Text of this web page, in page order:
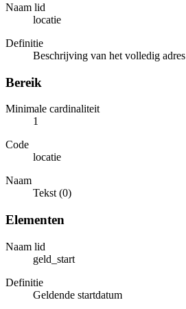
Naam lid
locatie
Definitie
Beschrijving van het volledig adres
Bereik
Minimale cardinaliteit
1
Code
locatie
Naam
Tekst (0)
Elementen
Naam lid
geld_start
Definitie
Geldende startdatum